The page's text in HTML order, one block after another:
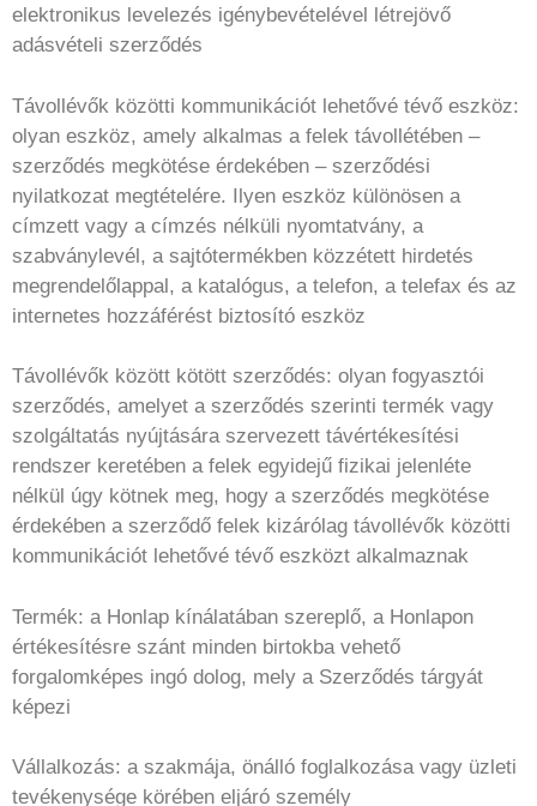
elektronikus levelezés igénybevételével létrejövő
adásvételi szerződés
Távollévők közötti kommunikációt lehetővé tévő eszköz:
olyan eszköz, amely alkalmas a felek távollétében –
szerződés megkötése érdekében – szerződési
nyilatkozat megtételére. Ilyen eszköz különösen a
címzett vagy a címzés nélküli nyomtatvány, a
szabványlevél, a sajtótermékben közzétett hirdetés
megrendelőlappal, a katalógus, a telefon, a telefax és az
internetes hozzáférést biztosító eszköz
Távollévők között kötött szerződés: olyan fogyasztói
szerződés, amelyet a szerződés szerinti termék vagy
szolgáltatás nyújtására szervezett távértékesítési
rendszer keretében a felek egyidejű fizikai jelenléte
nélkül úgy kötnek meg, hogy a szerződés megkötése
érdekében a szerződő felek kizárólag távollévők közötti
kommunikációt lehetővé tévő eszközt alkalmaznak
Termék: a Honlap kínálatában szereplő, a Honlapon
értékesítésre szánt minden birtokba vehető
forgalomképes ingó dolog, mely a Szerződés tárgyát
képezi
Vállalkozás: a szakmája, önálló foglalkozása vagy üzleti
tevékenysége körében eljáró személy